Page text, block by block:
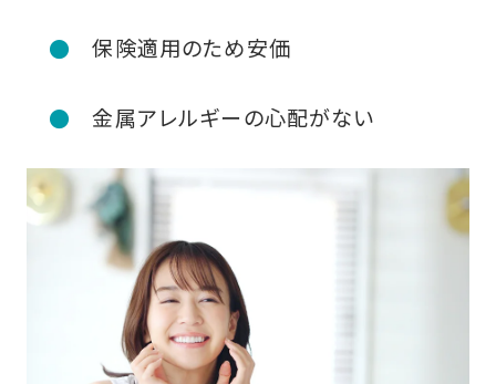
保険適用のため安価
金属アレルギーの心配がない